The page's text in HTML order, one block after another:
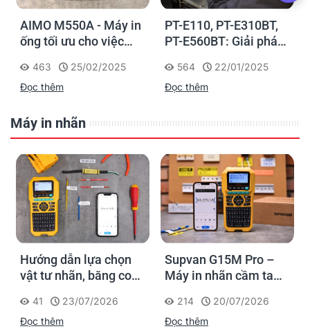
AIMO M550A - Máy in
ống tối ưu cho việc
nhận diện cáp điện,
cáp mạng
463
25/02/2025
Đọc thêm
PT-E110, PT-E310BT,
PT-E560BT: Giải pháp
nghiệp của Brother
564
22/01/2025
Đọc thêm
Máy in nhãn
Hướng dẫn lựa chọn
vật tư nhãn, băng co
Supvan G15M Pro
41
23/07/2026
Đọc thêm
Supvan G15M Pro –
Máy in nhãn cầm tay
dấu một lần, tra cứu
trọn đời công trình
214
20/07/2026
Đọc thêm